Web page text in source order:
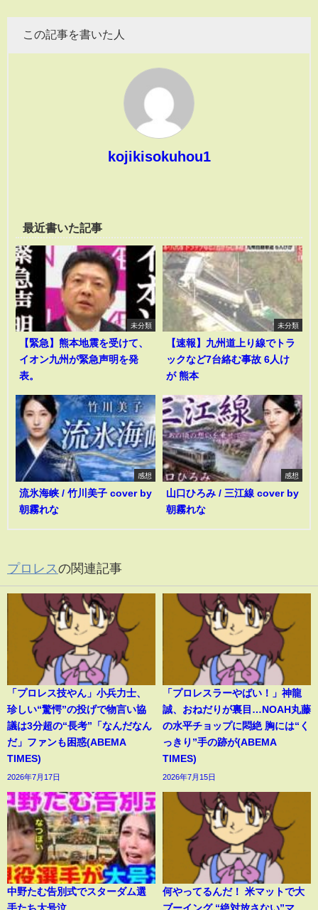
この記事を書いた人
kojikisokuhou1
最近書いた記事
未分類
【緊急】熊本地震を受けて、
イオン九州が緊急声明を発
表。
未分類
【速報】九州道上り線でトラ
ックなど7台絡む事故 6人け
が 熊本
感想
流氷海峡 / 竹川美子 cover by
朝霧れな
感想
山口ひろみ / 三江線 cover by
朝霧れな
プロレスの関連記事
「プロレス技やん」小兵力士、
珍しい“驚愕”の投げで物言い協
議は3分超の“長考”「なんだなん
だ」ファンも困惑(ABEMA
TIMES)
2026年7月17日
「プロレスラーやばい！」神龍
誠、おねだりが裏目…NOAH丸藤
の水平チョップに悶絶 胸には“く
っきり”手の跡が(ABEMA
TIMES)
2026年7月15日
中野たむ告別式でスターダム選
何やってるんだ！ 米マットで大